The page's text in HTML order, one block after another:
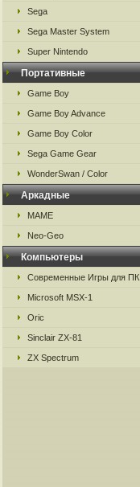
Sega
Sega Master System
Super Nintendo
Портативные
Game Boy
Game Boy Advance
Game Boy Color
Sega Game Gear
WonderSwan / Color
Аркадные
MAME
Neo-Geo
Компьютеры
Современные Игры для ПК
Microsoft MSX-1
Oric
Sinclair ZX-81
ZX Spectrum